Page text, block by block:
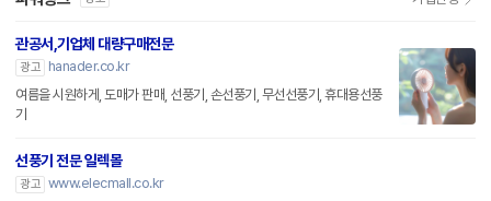
관공서,기업체 대량구매전문
광고
hanader.co.kr
여름을 시원하게, 도매가 판매, 선풍기, 손선풍기, 무선선풍기, 휴대용선풍
기
선풍기 전문 일렉몰
광고 www.elecmall.co.kr